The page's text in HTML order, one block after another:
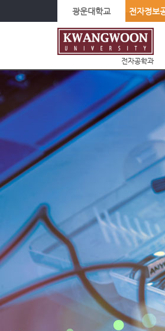
광운대학교 전자정보
전자공학과